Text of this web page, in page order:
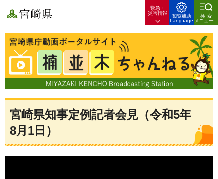
宮崎県
緊急・
災害情報
閲覧補助
Language
検索
メニュー
宮崎県知事定例記者会見（令和5年
8月1日）